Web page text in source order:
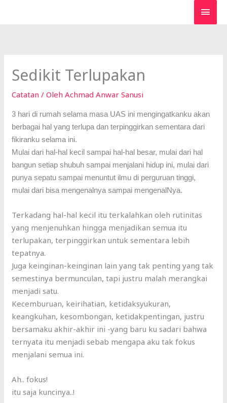
Sedikit Terlupakan
Catatan / OlehAchmad Anwar Sanusi
3 hari di rumah selama masa UAS ini mengingatkanku akan
berbagai hal yang terlupa dan terpinggirkan sementara dari
fikiranku selama ini.
Mulai dari hal-hal kecil sampai hal-hal besar, mulai dari hal
bangun setiap shubuh sampai menjalani hidup ini, mulai dari
punya sepatu sampai menuntut ilmu di perguruan tinggi,
mulai dari bisa mengenalnya sampai mengenalNya.
Terkadang hal-hal kecil itu terkalahkan oleh rutinitas
yang menjenuhkan hingga menjadikan semua itu
terlupakan, terpinggirkan untuk sementara lebih
tepatnya.
Juga keinginan-keinginan lain yang tak penting yang tak
semestinya bermunculan, tapi justru malah merangkai
menjadi satu.
Kecemburuan, keirihatian, ketidaksyukuran,
keangkuhan, kesombongan, ketidakpentingan, justru
bersamaku akhir-akhir ini -yang baru ku sadari bahwa
ternyata itu menjadi sebab mengapa aku tak fokus
menjalani semua ini.
Ah.. fokus!
itu saja kuncinya..!